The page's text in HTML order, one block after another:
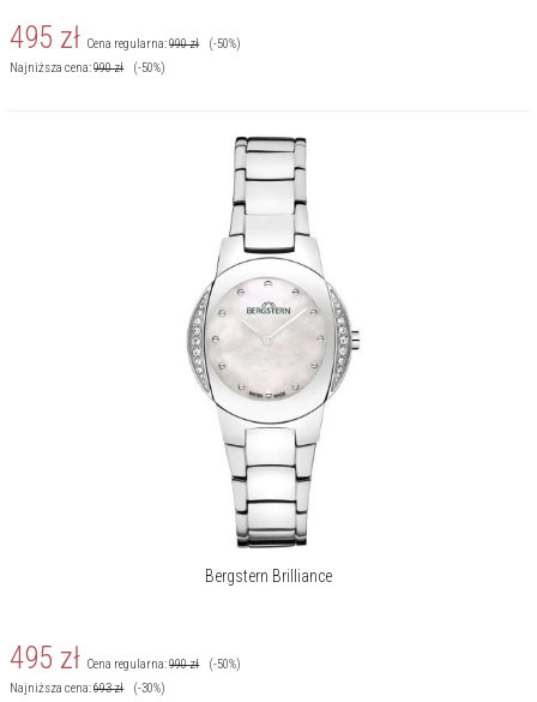
495 zł Cena regularna:990zł
(-50%)
Najniższa cena:990zł (-50%)
Bergstern Brilliance
495 zł Cena regularna:990zł
(-50%)
Najniższa cena:693zł (-30%)